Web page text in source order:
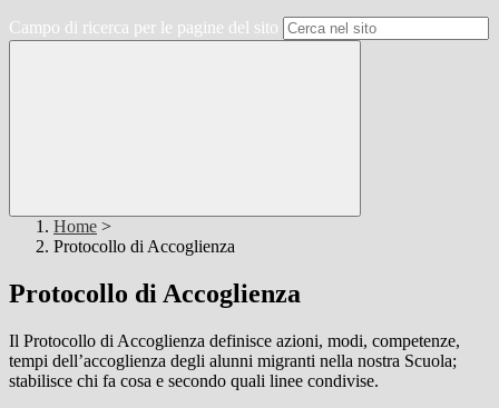
Campo di ricerca per le pagine del sito
Home >
Protocollo di Accoglienza
Protocollo di Accoglienza
Il Protocollo di Accoglienza definisce azioni, modi, competenze,
tempi dell’accoglienza degli alunni migranti nella nostra Scuola;
stabilisce chi fa cosa e secondo quali linee condivise.